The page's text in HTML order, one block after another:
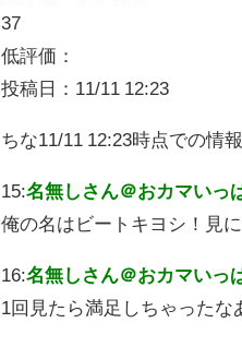
37
低評価：
投稿日：11/11 12:23
ちな11/11 12:23時点での情
15:名無しさん＠おカマいっ
俺の名はビートキヨシ！見に
16:名無しさん＠おカマいっ
1回見たら満足しちゃったな